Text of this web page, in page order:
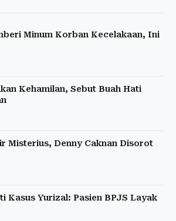
Minum Korban Kecelakaan, Ini
Kehamilan, Sebut Buah Hati
Misterius, Denny Caknan Disorot
Kasus Yurizal: Pasien BPJS Layak